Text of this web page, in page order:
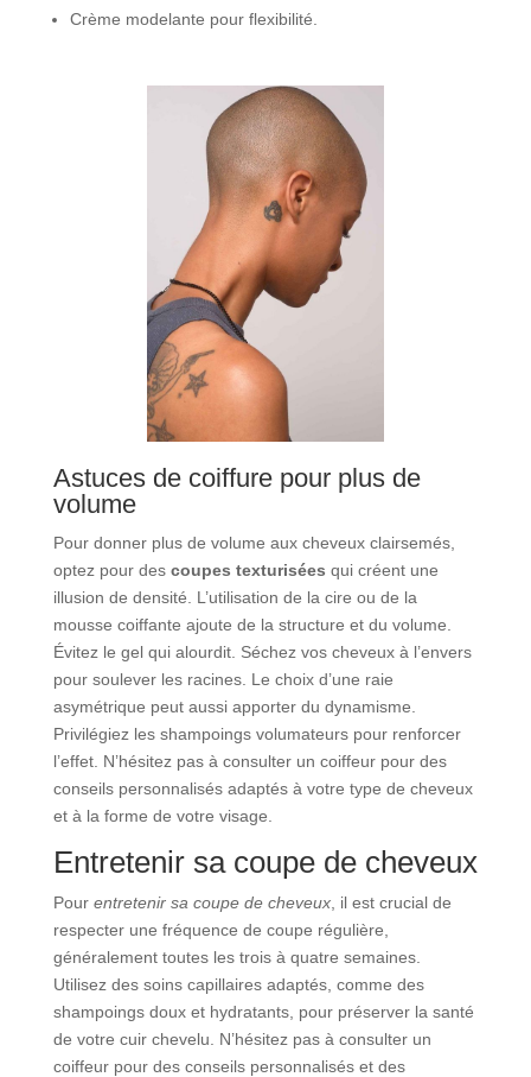
Crème modelante pour flexibilité.
Astuces de coiffure pour plus de
volume
Pour donner plus de volume aux cheveux clairsemés,
optez pour des coupes texturisées qui créent une
illusion de densité. L’utilisation de la cire ou de la
mousse coiffante ajoute de la structure et du volume.
Évitez le gel qui alourdit. Séchez vos cheveux à l’envers
pour soulever les racines. Le choix d’une raie
asymétrique peut aussi apporter du dynamisme.
Privilégiez les shampoings volumateurs pour renforcer
l’effet. N’hésitez pas à consulter un coiffeur pour des
conseils personnalisés adaptés à votre type de cheveux
et à la forme de votre visage.
Entretenir sa coupe de cheveux
Pour entretenir sa coupe de cheveux, il est crucial de
respecter une fréquence de coupe régulière,
généralement toutes les trois à quatre semaines.
Utilisez des soins capillaires adaptés, comme des
shampoings doux et hydratants, pour préserver la santé
de votre cuir chevelu. N’hésitez pas à consulter un
coiffeur pour des conseils personnalisés et des